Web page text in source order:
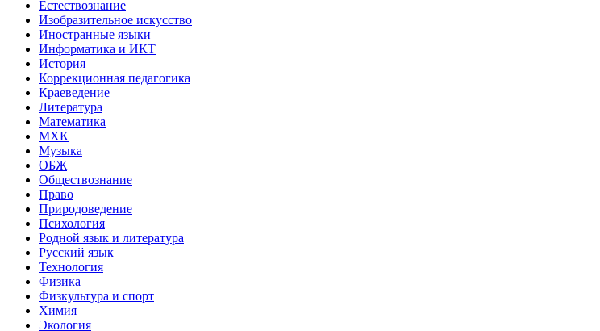
Естествознание
Изобразительное искусство
Иностранные языки
Информатика и ИКТ
История
Коррекционная педагогика
Краеведение
Литература
Математика
МХК
Музыка
ОБЖ
Обществознание
Право
Природоведение
Психология
Родной язык и литература
Русский язык
Технология
Физика
Физкультура и спорт
Химия
Экология